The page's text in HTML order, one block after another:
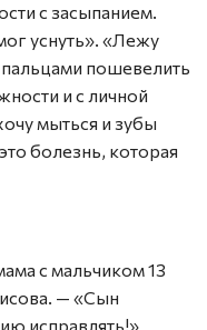
с засыпанием.
уснуть». «Лежу
пошевелить
и с личной
мыться и зубы
болезнь, которая
с мальчиком 13
— «Сын
исправлять!»